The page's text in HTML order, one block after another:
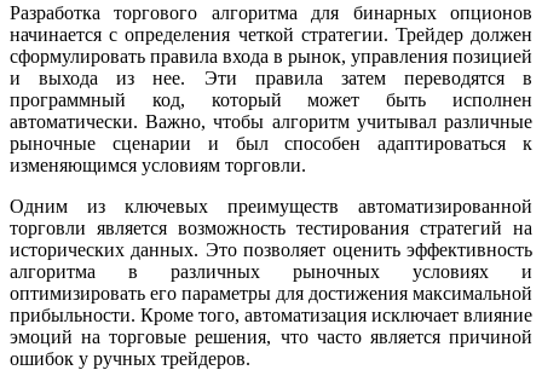
Разработка торгового алгоритма для бинарных опционов
начинается с определения четкой стратегии. Трейдер должен
сформулировать правила входа в рынок, управления позицией
и выхода из нее. Эти правила затем переводятся в
программный код, который может быть исполнен
автоматически. Важно, чтобы алгоритм учитывал различные
рыночные сценарии и был способен адаптироваться к
изменяющимся условиям торговли.
Одним из ключевых преимуществ автоматизированной
торговли является возможность тестирования стратегий на
исторических данных. Это позволяет оценить эффективность
алгоритма в различных рыночных условиях и
оптимизировать его параметры для достижения максимальной
прибыльности. Кроме того, автоматизация исключает влияние
эмоций на торговые решения, что часто является причиной
ошибок у ручных трейдеров.